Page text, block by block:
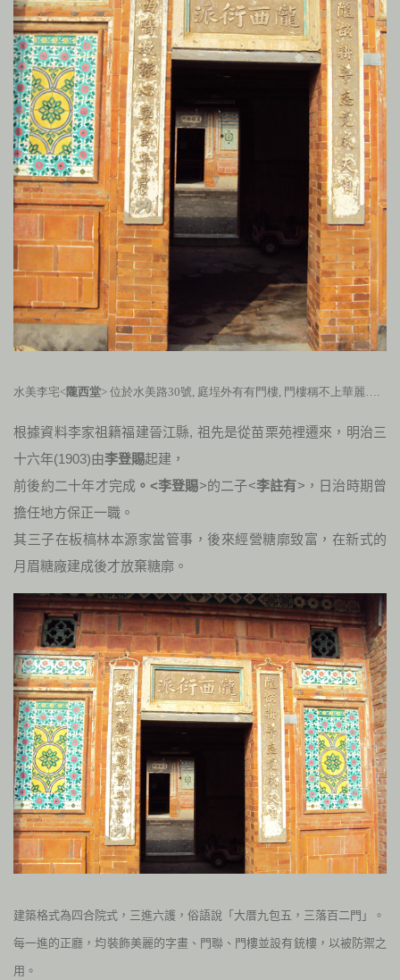
水美李宅<隴西堂> 位於水美路30號, 庭埕外有有門樓, 門樓稱不上華麗….
根據資料李家祖籍福建晉江縣, 祖先是從苗栗苑裡遷來，明治三
十六年(1903)由李登賜起建，
前後約二十年才完成 。<李登賜>的二子<李註有>，日治時期曾
擔任地方保正一職。
其三子在板槁林本源家當管事，後來經營糖廓致富，在新式的
月眉糖廠建成後才放棄糖廓。
建築格式為四合院式，三進六護，俗語說「大厝九包五，三落百二門」。
每一進的正廳，均裝飾美麗的字畫、門聯、門樓並設有銃樓，以被防禦之
用。